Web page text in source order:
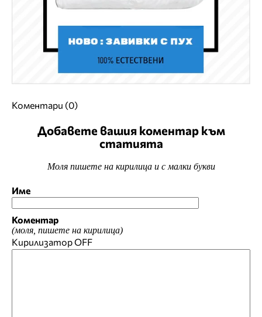
Коментари (0)
Добавете вашия коментар към
статията
Моля пишете на кирилица и с малки букви
Име
Коментар
(моля, пишете на кирилица)
КирилизаторOFF